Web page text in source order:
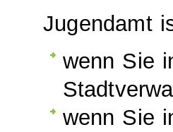
Jugendamt
wenn Sie
wenn Sie